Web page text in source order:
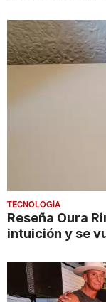
TECNOLOGÍA
Reseña Oura
intuición y se